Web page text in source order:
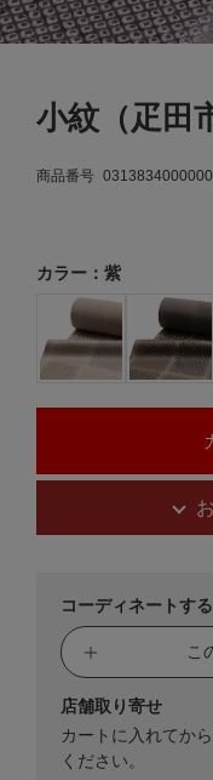
小紋（疋田
商品番号 0313834000000
カラー：紫
コーディネートする
こ
店舗取り寄せ
カートに入れてか
ください。